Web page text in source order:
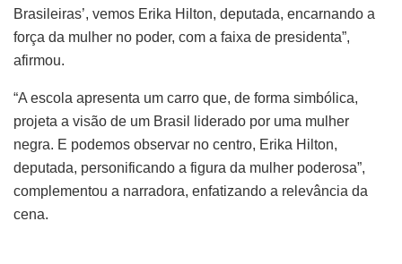
Brasileiras’, vemos Erika Hilton, deputada, encarnando a
força da mulher no poder, com a faixa de presidenta”,
afirmou.
“A escola apresenta um carro que, de forma simbólica,
projeta a visão de um Brasil liderado por uma mulher
negra. E podemos observar no centro, Erika Hilton,
deputada, personificando a figura da mulher poderosa”,
complementou a narradora, enfatizando a relevância da
cena.